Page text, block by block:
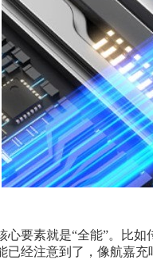
要素就是“全能”。比
经注意到了，像航嘉